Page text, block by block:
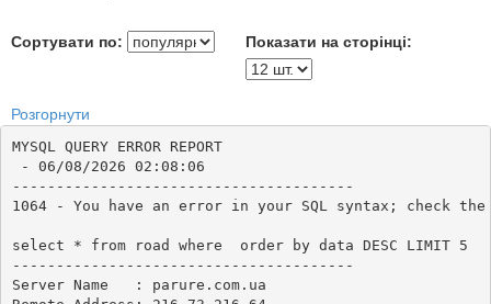
Сортувати по: Показати на сторінці:
Розгорнути
MYSQL QUERY ERROR REPORT
- 06/08/2026 02:08:06
---------------------------------------
1064 - You have an error in your SQL syntax; check
select * from road where  order by data DESC LIMIT 5
---------------------------------------
Server Name   : parure.com.ua